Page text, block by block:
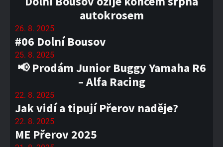
autokrosem
26. 8. 2025
#06 Dolní Bousov
25. 8. 2025
📢 Prodám Junior Buggy Yamaha R6
– Alfa Racing
22. 8. 2025
Jak vidí a tipují Přerov naděje?
22. 8. 2025
ME Přerov 2025